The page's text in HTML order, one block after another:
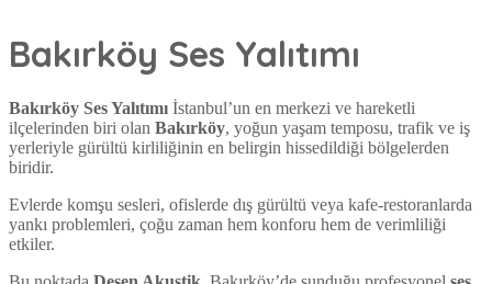
Bakırköy Ses Yalıtımı
Bakırköy Ses Yalıtımı İstanbul’un en merkezi ve hareketli
ilçelerinden biri olan Bakırköy, yoğun yaşam temposu, trafik ve iş
yerleriyle gürültü kirliliğinin en belirgin hissedildiği bölgelerden
biridir.
Evlerde komşu sesleri, ofislerde dış gürültü veya kafe-restoranlarda
yankı problemleri, çoğu zaman hem konforu hem de verimliliği
etkiler.